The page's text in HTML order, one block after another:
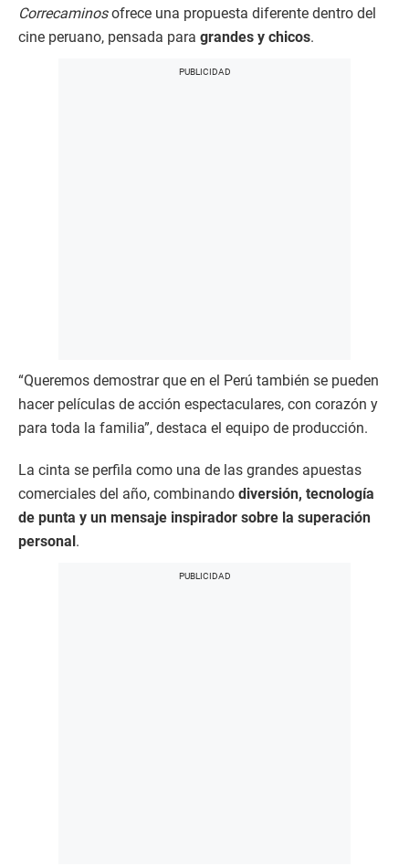
Correcaminosofrece una propuesta diferente dentro del
cine peruano, pensada para grandes y chicos.
“Queremos demostrar que en el Perú también se pueden
hacer películas de acción espectaculares, con corazón y
para toda la familia”, destaca el equipo de producción.
La cinta se perfila como una de las grandes apuestas
comerciales del año, combinando diversión, tecnología
de punta y un mensaje inspirador sobre la superación
personal.